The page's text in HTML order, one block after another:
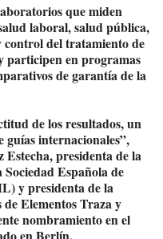
que miden
laboral, salud pública,
control del tratamiento de
participen en programas
de garantía de la
de los resultados, un
guías internacionales”,
presidenta de la
Española de
y presidenta de la
de Elementos Traza y
nombramiento en el
en Berlín.